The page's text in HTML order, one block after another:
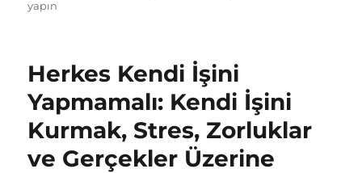
Giden
En
İyi
Yollar
için
yapın
Herkes Kendi İşini
Yapmamalı: Kendi İşini
Kurmak, Stres, Zorluklar
ve Gerçekler Üzerine